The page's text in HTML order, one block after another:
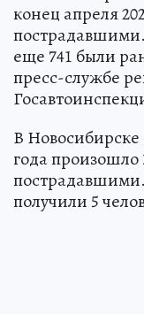
конец апреля
еще 741 были
пресс-службе
В Новосибирске
года
получили 5